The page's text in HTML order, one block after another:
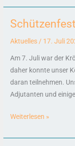
Aktuelles / 17. Juli
Am 7. Juli war der
daher konnte unser
daran teilnehmen.
Adjutanten und einige
Schützenfest
Remscheid
Weiterlesen »